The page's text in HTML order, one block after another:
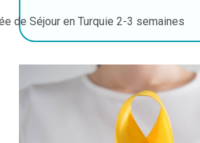
de Séjour en Turquie 2-3 semaines